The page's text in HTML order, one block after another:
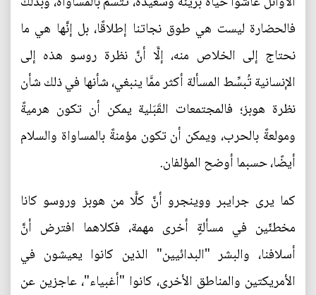
فالحضارة ليست هي طوق نجاتنا إطلاقًا، بل إنَّها هي ما
نحتاج إلى الخلاص منه، إلَّا أنَّ نظرة روسو هذه إلى
الإنسانية تُبسِّط المسألة أكثر ممَّا ينبغي، شأنها في ذلك شأن
نظرة هوبز؛ فالمجتمعات القَبَلية يمكن أن تكون هرميةً
ومولعةً بالحرب، ويمكن أن تكون مؤمنةً بالمساواة والسلام
أيضًا، حسبما أوضح المؤلفان.
كما يرى جرايبر ووينجرو أنَّ كلًّا من هوبز وروسو كانا
مخطئَين في مسألةٍ أخرى مهمة، فكلاهما افترض أنَّ
أسلافنا، والبشر "البدائيين" الذين كانوا يعيشون في
الأمريكتين والمناطق الأخرى، كانوا "أغبياء"، عاجزين عن